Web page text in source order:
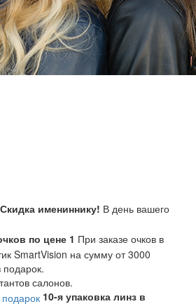
Скидка имениннику! В день вашего
по цене 1 При заказе очков в
SmartVision на сумму от 3000
подарок.
салонов.
10-я упаковка линз в